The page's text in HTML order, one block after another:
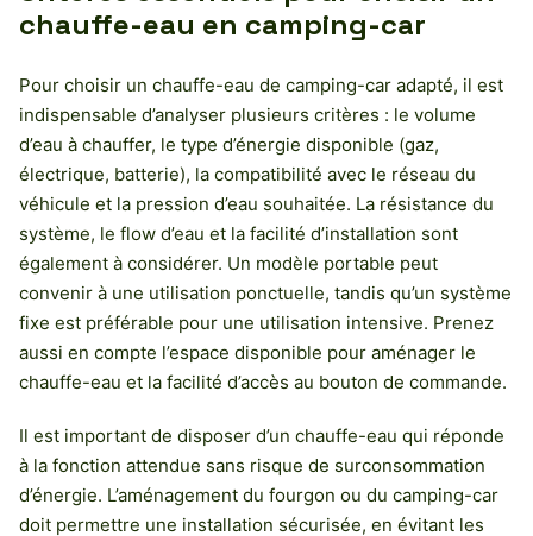
chauffe-eau en camping-car
Pour choisir un chauffe-eau de camping-car adapté, il est
indispensable d’analyser plusieurs critères : le volume
d’eau à chauffer, le type d’énergie disponible (gaz,
électrique, batterie), la compatibilité avec le réseau du
véhicule et la pression d’eau souhaitée. La résistance du
système, le flow d’eau et la facilité d’installation sont
également à considérer. Un modèle portable peut
convenir à une utilisation ponctuelle, tandis qu’un système
fixe est préférable pour une utilisation intensive. Prenez
aussi en compte l’espace disponible pour aménager le
chauffe-eau et la facilité d’accès au bouton de commande.
Il est important de disposer d’un chauffe-eau qui réponde
à la fonction attendue sans risque de surconsommation
d’énergie. L’aménagement du fourgon ou du camping-car
doit permettre une installation sécurisée, en évitant les